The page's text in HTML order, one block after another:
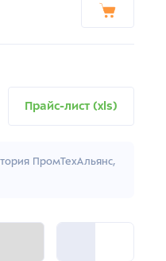
Прайс-лист (xls)
ПромТехАльянс,